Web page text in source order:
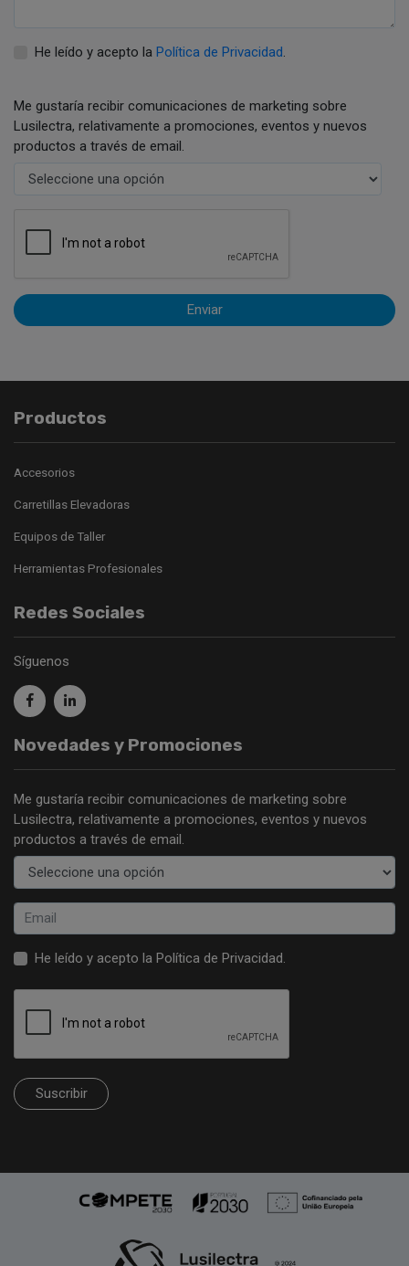
He leído y acepto la Política de Privacidad.
Me gustaría recibir comunicaciones de marketing sobre
Lusilectra, relativamente a promociones, eventos y nuevos
productos a través de email.
Enviar
Productos
Accesorios
Carretillas Elevadoras
Equipos de Taller
Herramientas Profesionales
Redes Sociales
Síguenos
Novedades y Promociones
Me gustaría recibir comunicaciones de marketing sobre
Lusilectra, relativamente a promociones, eventos y nuevos
productos a través de email.
He leído y acepto la Política de Privacidad.
Suscribir